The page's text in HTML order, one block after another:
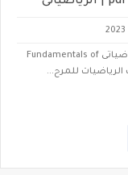
اساسيات الرياضيات للمرحلة الابتدائية pdf | الرياضياتى Fundamentals of